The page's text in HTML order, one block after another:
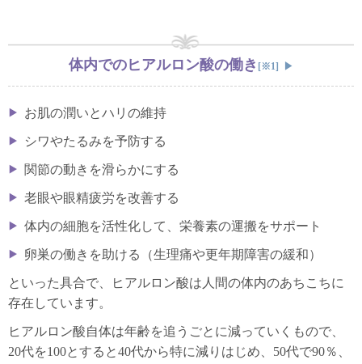
体内でのヒアルロン酸の働き [※1]
お肌の潤いとハリの維持
シワやたるみを予防する
関節の動きを滑らかにする
老眼や眼精疲労を改善する
体内の細胞を活性化して、栄養素の運搬をサポート
卵巣の働きを助ける（生理痛や更年期障害の緩和）
といった具合で、ヒアルロン酸は人間の体内のあちこちに
存在しています。
ヒアルロン酸自体は年齢を追うごとに減っていくもので、
20代を100とすると40代から特に減りはじめ、50代で90％、